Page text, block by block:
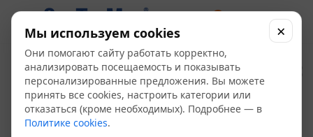
Стойки душевые 55
Главная — Каталог — Сантехника и санфаянс —
— Стойки душевые
Мы используем cookies
Они помогают сайту работать корректно,
анализировать посещаемость и показывать
персонализированные предложения. Вы можете
принять все cookies, настроить категории или
отказаться (кроме необходимых). Подробнее — в
Политике cookies.
×